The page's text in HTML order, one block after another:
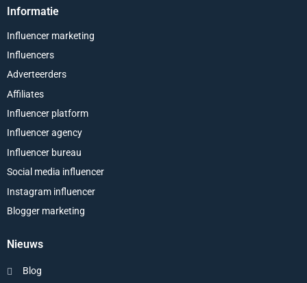
Informatie
Influencer marketing
Influencers
Adverteerders
Affiliates
Influencer platform
Influencer agency
Influencer bureau
Social media influencer
Instagram influencer
Blogger marketing
Nieuws
Blog